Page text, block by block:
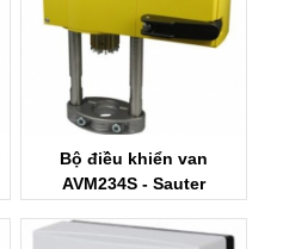
Bộ điều khiển van
AVM234S - Sauter